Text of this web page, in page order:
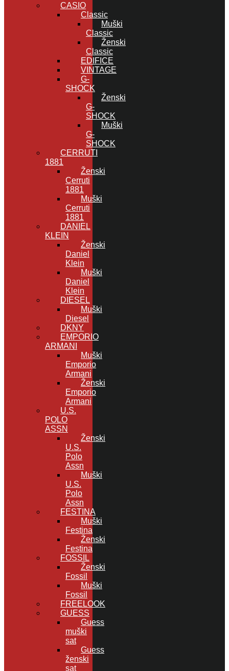
CASIO
Classic
Muški
Classic
Ženski
Classic
EDIFICE
VINTAGE
G-
SHOCK
Ženski
G-
SHOCK
Muški
G-
SHOCK
CERRUTI
1881
Ženski
Cerruti
1881
Muški
Cerruti
1881
DANIEL
KLEIN
Ženski
Daniel
Klein
Muški
Daniel
Klein
DIESEL
Muški
Diesel
DKNY
EMPORIO
ARMANI
Muški
Emporio
Armani
Ženski
Emporio
Armani
U.S.
POLO
ASSN
Ženski
U.S.
Polo
Assn
Muški
U.S.
Polo
Assn
FESTINA
Muški
Festina
Ženski
Festina
FOSSIL
Ženski
Fossil
Muški
Fossil
FREELOOK
GUESS
Guess
muški
sat
Guess
ženski
sat